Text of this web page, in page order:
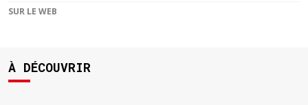
SUR LE WEB
À DÉCOUVRIR